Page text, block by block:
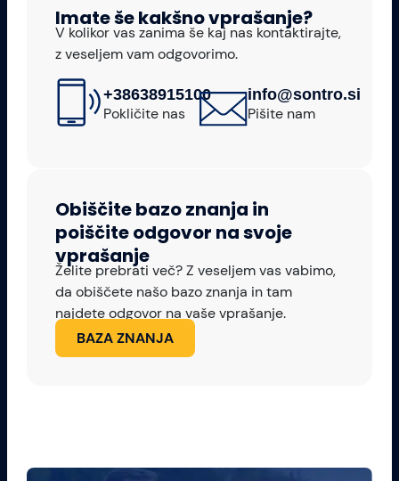
Imate še kakšno vprašanje?
V kolikor vas zanima še kaj nas kontaktirajte,
z veseljem vam odgovorimo.
+38638915100
Pokličite nas
info@sontro.si
Pišite nam
Obiščite bazo znanja in
poiščite odgovor na svoje
vprašanje
Želite prebrati več? Z veseljem vas vabimo,
da obiščete našo bazo znanja in tam
najdete odgovor na vaše vprašanje.
BAZA ZNANJA